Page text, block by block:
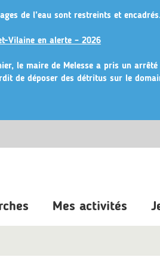
de l’eau sont restreints et encadrés.
Vilaine en alerte – 2026
le maire de Melesse a pris un
de déposer des détritus sur le
Mes activités